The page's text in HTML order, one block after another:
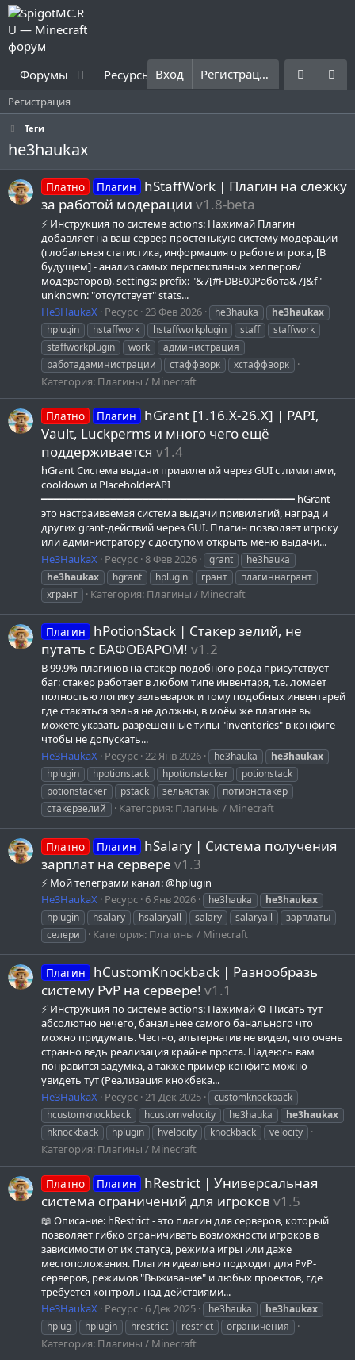
Форумы Ресурсы Что нового? Правила
Вход Регистрация
Регистрация
Теги
he3haukax
Платно Плагин
hStaffWork | Плагин на слежку
за работой модерации v1.8-beta
⚡ Инструкция по системе actions: Нажимай Плагин
добавляет на ваш сервер простенькую систему модерации
(глобальная статистика, информация о работе игрока, [В
будущем] - анализ самых перспективных хелперов/
модераторов). settings: prefix: "&7[#FDBE00Работа&7]&f"
unknown: "отсутствует" stats...
He3HaukaX Ресурс 23 Фев 2026 he3hauka
he3haukax
hplugin
hstaffwork hstaffworkplugin staff
staffwork
staffworkplugin
work
администрация
работадаминистрации
стаффворк хстаффворк
Категория: Плагины / Minecraft
Платно Плагин
hGrant [1.16.X-26.X] | PAPI,
Vault, Luckperms и много чего ещё
поддерживается v1.4
hGrant Система выдачи привилегий через GUI с лимитами,
cooldown и PlaceholderAPI
━━━━━━━━━━━━━━━━━━━━━━━━━━━━━━━━━━━━━━━━ hGrant —
это настраиваемая система выдачи привилегий, наград и
других grant-действий через GUI. Плагин позволяет игроку
или администратору с доступом открыть меню выдачи...
He3HaukaX Ресурс 8 Фев 2026 grant
he3hauka
he3haukax
hgrant hplugin грант
плагиннагрант
хгрант
Категория: Плагины / Minecraft
Плагин
hPotionStack | Стакер зелий, не
путать с БАФОВАРОМ! v1.2
В 99.9% плагинов на стакер подобного рода присутствует
баг: стакер работает в любом типе инвентаря, т.е. ломает
полностью логику зельеварок и тому подобных инвентарей
где стакаться зелья не должны, в моём же плагине вы
можете указать разрешённые типы "inventories" в конфиге
чтобы не допускать...
He3HaukaX Ресурс 22 Янв 2026 he3hauka
he3haukax
hplugin
hpotionstack hpotionstacker
potionstack
potionstacker
pstack зельястак
потионстакер
стакерзелий
Категория: Плагины / Minecraft
Платно Плагин
hSalary | Система получения
зарплат на сервере v1.3
⚡ Мой телеграмм канал: @hplugin
He3HaukaX Ресурс 6 Янв 2026 he3hauka
he3haukax
hplugin
hsalary hsalaryall salary salaryall
зарплаты
селери
Категория: Плагины / Minecraft
Плагин
hCustomKnockback | Разнообразь
систему PvP на сервере! v1.1
⚡ Инструкция по системе actions: Нажимай ⚙️ Писать тут
абсолютно нечего, банальнее самого банального что
можно придумать. Честно, альтернатив не видел, что очень
странно ведь реализация крайне проста. Надеюсь вам
понравится задумка, а также пример конфига можно
увидеть тут (Реализация кнокбека...
He3HaukaX Ресурс 21 Дек 2025
customknockback
hcustomknockback
hcustomvelocity he3hauka
he3haukax
hknockback
hplugin hvelocity knockback velocity
Категория: Плагины / Minecraft
Платно Плагин
hRestrict | Универсальная
система ограничений для игроков v1.5
📖 Описание: hRestrict - это плагин для серверов, который
позволяет гибко ограничивать возможности игроков в
зависимости от их статуса, режима игры или даже
местоположения. Плагин идеально подходит для PvP-
серверов, режимов "Выживание" и любых проектов, где
требуется контроль над действиями...
He3HaukaX Ресурс 6 Дек 2025 he3hauka
he3haukax
hplug
hplugin hrestrict restrict ограничения
Категория: Плагины / Minecraft